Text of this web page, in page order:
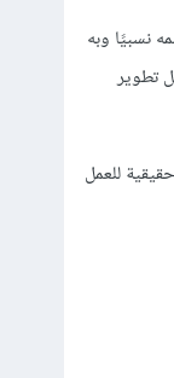
نسبيًا وبه
تطوير
للعمل